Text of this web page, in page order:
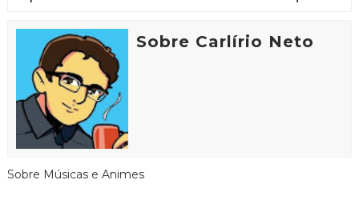
Sobre Carlírio Neto
Sobre Músicas e Animes